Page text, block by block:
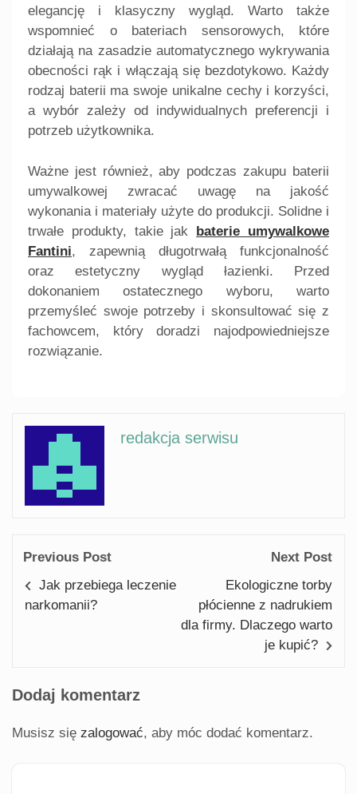
elegancję i klasyczny wygląd. Warto także
wspomnieć o bateriach sensorowych, które
działają na zasadzie automatycznego wykrywania
obecności rąk i włączają się bezdotykowo. Każdy
rodzaj baterii ma swoje unikalne cechy i korzyści,
a wybór zależy od indywidualnych preferencji i
potrzeb użytkownika.
Ważne jest również, aby podczas zakupu baterii
umywalkowej zwracać uwagę na jakość
wykonania i materiały użyte do produkcji. Solidne i
trwałe produkty, takie jak baterie umywalkowe
Fantini, zapewnią długotrwałą funkcjonalność
oraz estetyczny wygląd łazienki. Przed
dokonaniem ostatecznego wyboru, warto
przemyśleć swoje potrzeby i skonsultować się z
fachowcem, który doradzi najodpowiedniejsze
rozwiązanie.
redakcja serwisu
Previous Post
Jak przebiega leczenie
narkomanii?
Next Post
Ekologiczne torby
płócienne z nadrukiem
dla firmy. Dlaczego warto
je kupić?
Dodaj komentarz
Musisz się zalogować, aby móc dodać komentarz.